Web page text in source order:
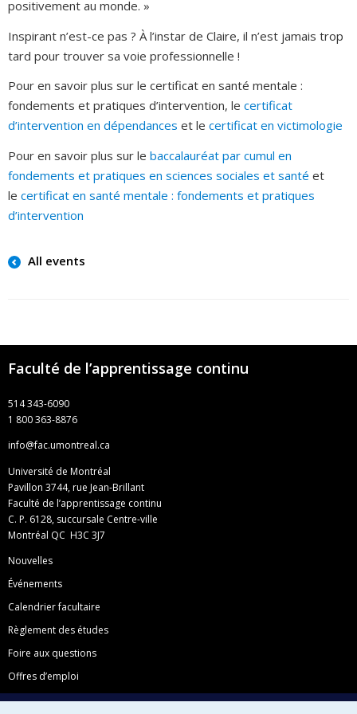
positivement au monde. »
Inspirant n’est-ce pas ? À l’instar de Claire, il n’est jamais trop
tard pour trouver sa voie professionnelle !
Pour en savoir plus sur le certificat en santé mentale :
fondements et pratiques d’intervention, le certificat
d’intervention en dépendances et le certificat en victimologie
Pour en savoir plus sur le baccalauréat par cumul en
fondements et pratiques en sciences sociales et santé et
le certificat en santé mentale : fondements et pratiques
d’intervention
All events
Faculté de l’apprentissage continu
514 343-6090
1 800 363-8876
info@fac.umontreal.ca
Université de Montréal
Pavillon 3744, rue Jean-Brillant
Faculté de l’apprentissage continu
C. P. 6128, succursale Centre-ville
Montréal QC H3C 3J7
Nouvelles
Événements
Calendrier facultaire
Règlement des études
Foire aux questions
Offres d’emploi
Facebook